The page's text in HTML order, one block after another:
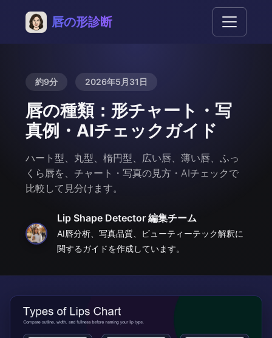
唇の形診断
約9分 2026年5月31日
唇の種類：形チャート・写
真例・AIチェックガイド
ハート型、丸型、楕円型、広い唇、薄い唇、ふっ
くら唇を、チャート・写真の見方・AIチェックで
比較して見分けます。
Lip Shape Detector 編集チーム
AI唇分析、写真品質、ビューティーテック解釈に
関するガイドを作成しています。